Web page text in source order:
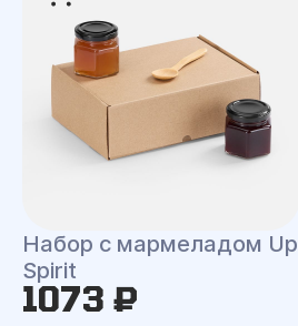
Набор с мармеладом Up
Spirit
1073 ₽